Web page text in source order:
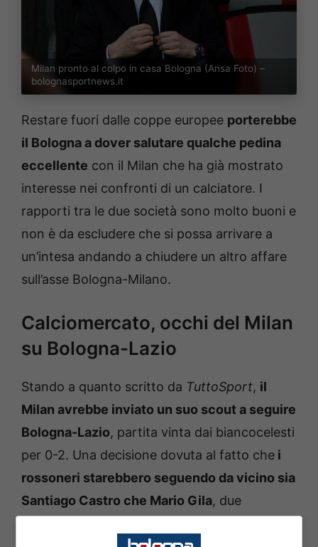
Milan pronto al colpo in casa Bologna (Ansa Foto) –
bolognasportnews.it
Restare fuori dalle coppe europee porterebbe
il Bologna a dover salutare qualche pedina
eccellente con il Milan che ha già mostrato
interesse nei confronti di un calciatore. I
rapporti tra le due società sono molto buoni e
non è da escludere che si possa arrivare a
un’intesa andando a chiudere un altro affare
sull’asse Bologna-Milano.
Calciomercato, occhi del Milan
su Bologna-Lazio
Stando a quanto scritto da TuttoSport, il
Milan avrebbe inviato un suo scout a seguire
Bologna-Lazio, partita vinta dai biancocelesti
per 0-2. Una decisione dovuta al fatto che i
rossoneri starebbero seguendo da vicino sia
Santiago Castro che Mario Gila, due